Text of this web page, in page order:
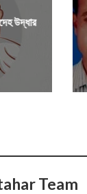
উদ্ধার
Team